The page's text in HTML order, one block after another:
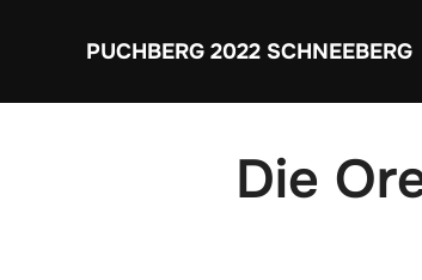
PUCHBERG 2022 SCHNEEBERG
Die